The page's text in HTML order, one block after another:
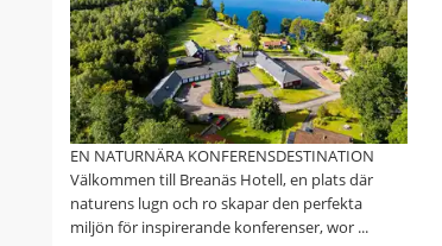
EN NATURNÄRA KONFERENSDESTINATION
Välkommen till Breanäs Hotell, en plats där
naturens lugn och ro skapar den perfekta
miljön för inspirerande konferenser, wor ...